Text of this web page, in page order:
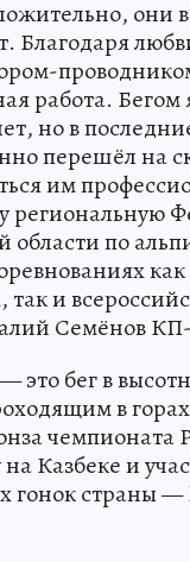
они
Благодаря
работа.
но в
перешёл на
им
региональную
области по
как
так и
Семёнов
это бег в
в
чемпионата
Казбеке и
гонок страны —